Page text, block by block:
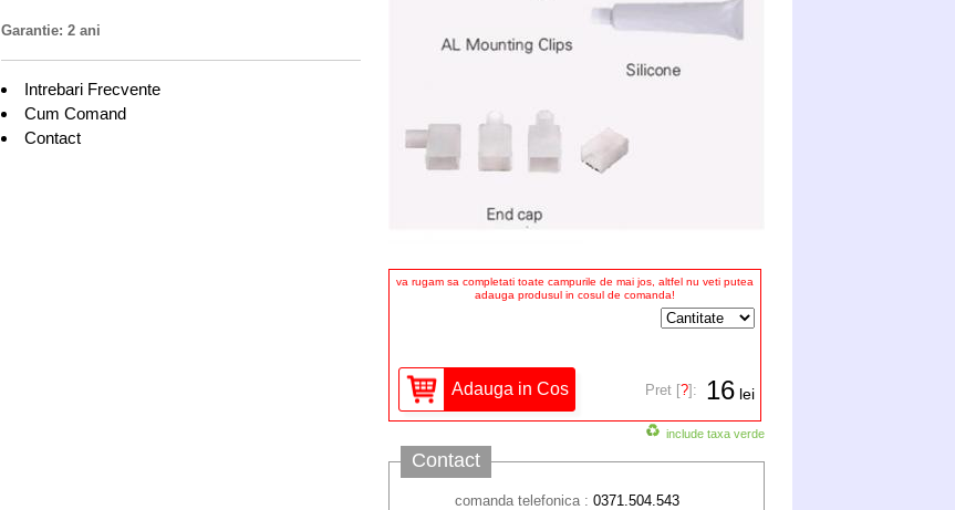
Garantie: 2 ani
Intrebari Frecvente
Cum Comand
Contact
va rugam sa completati toate campurile de mai jos, altfel nu veti putea
adauga produsul in cosul de comanda!
Pret [?]: 16 lei
include taxa verde
Contact
comanda telefonica : 0371.504.543